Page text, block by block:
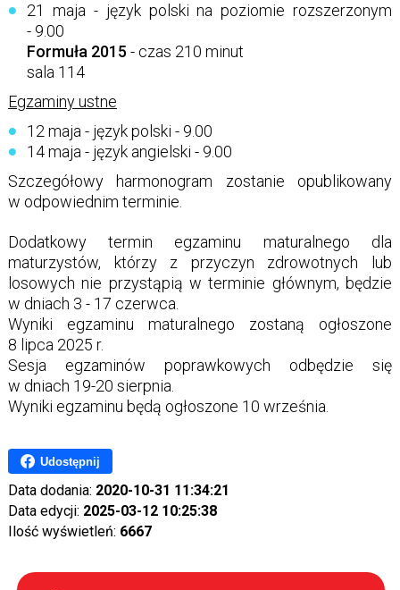
21 maja - język polski na poziomie rozszerzonym
- 9.00
Formuła 2015- czas 210 minut
sala 114
Egzaminy ustne
12 maja - język polski - 9.00
14 maja - język angielski - 9.00
Szczegółowy harmonogram zostanie opublikowany
w odpowiednim terminie.
Dodatkowy termin egzaminu maturalnego dla
maturzystów, którzy z przyczyn zdrowotnych lub
losowych nie przystąpią w terminie głównym, będzie
w dniach 3 - 17 czerwca.
Wyniki egzaminu maturalnego zostaną ogłoszone
8 lipca 2025 r.
Sesja egzaminów poprawkowych odbędzie się
w dniach 19-20 sierpnia.
Wyniki egzaminu będą ogłoszone 10 września.
Udostępnij
Data dodania: 2020-10-31 11:34:21
Data edycji: 2025-03-12 10:25:38
Ilość wyświetleń: 6667